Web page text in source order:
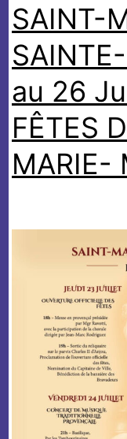
SAINT-
au 26
FÊTES
MARIE-